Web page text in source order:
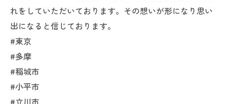
れをしていただいております。その想いが形になり思い
出になると信じております。
#東京
#多摩
#稲城市
#小平市
#立川市